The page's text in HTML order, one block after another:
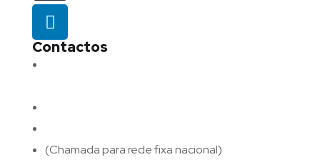
Contactos
(Chamada para rede fixa nacional)